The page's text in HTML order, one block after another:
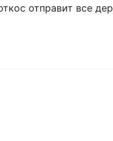
отправит все